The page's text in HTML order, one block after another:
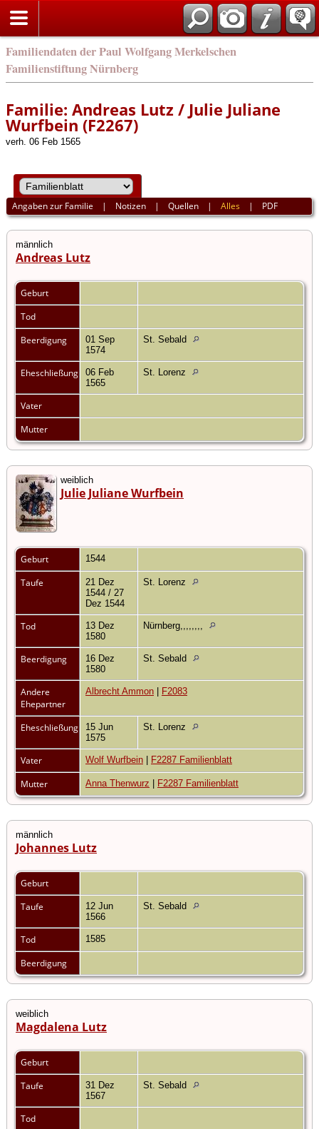
Familiendaten der Paul Wolfgang Merkelschen
Familienstiftung Nürnberg
Familie: Andreas Lutz / Julie Juliane
Wurfbein (F2267)
verh. 06 Feb 1565
Angaben zur Familie | Notizen |Quellen |Alles | PDF
männlich
Andreas Lutz
Geburt
Tod
Beerdigung
01 Sep
1574
St. Sebald
Eheschließung
06 Feb
1565
St. Lorenz
Vater
Mutter
weiblich
Julie Juliane Wurfbein
Geburt 1544
Taufe
21 Dez
1544 / 27
Dez 1544
St. Lorenz
Tod
13 Dez
1580
Nürnberg,,,,,,,,
Beerdigung
16 Dez
1580
St. Sebald
Andere
Ehepartner
Albrecht Ammon F2083
Eheschließung
15 Jun
1575
St. Lorenz
Vater Wolf Wurfbein F2287 Familienblatt
Mutter Anna Thenwurz F2287 Familienblatt
männlich
Johannes Lutz
Geburt
Taufe
12 Jun
1566
St. Sebald
Tod 1585
Beerdigung
weiblich
Magdalena Lutz
Geburt
Taufe
31 Dez
1567
St. Sebald
Tod